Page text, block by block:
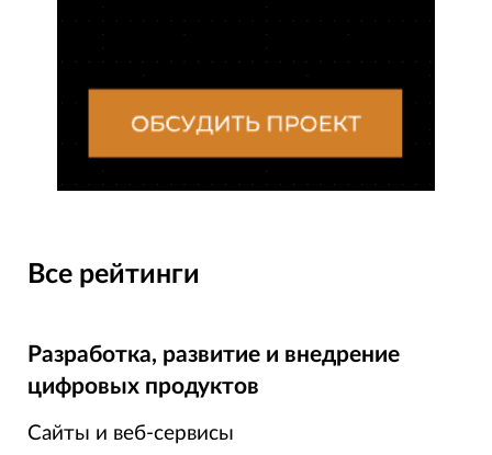
Все рейтинги
Разработка, развитие и внедрение
цифровых продуктов
Сайты и веб-сервисы